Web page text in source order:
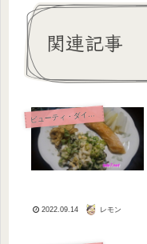
関連記事
ビ
ューティ・ダイエット
2022.09.14 レモン